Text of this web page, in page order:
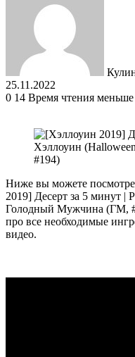
25.11.2022
0 14 Время чтения
Ниже вы можете
2019] Десерт за 5 минут
Голодный Мужчина (ГМ,
про все необходимые
видео.